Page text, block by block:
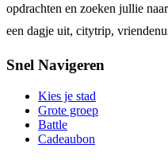
opdrachten en zoeken jullie
een dagje uit, citytrip,
Snel Navigeren
Kies je stad
Grote groep
Battle
Cadeaubon